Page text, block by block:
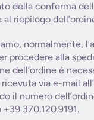
della conferma
al riepilogo
normalmente,
procedere alla
dell’ordine è
via e-mail
il numero
+39 370.120.9191.